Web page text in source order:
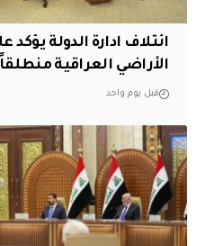
ائتلاف ادارة الدولة
الأراضي العراقية
قبل يوم واحد